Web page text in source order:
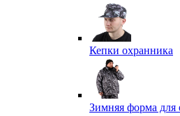
Кепки охранника
Зимняя форма для